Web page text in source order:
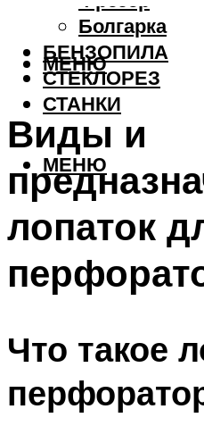
Болгарка
БЕНЗОПИЛА
СТЕКЛОРЕЗ
СТАНКИ
МЕНЮ
МЕНЮ
Виды и
лопаток
Что такое